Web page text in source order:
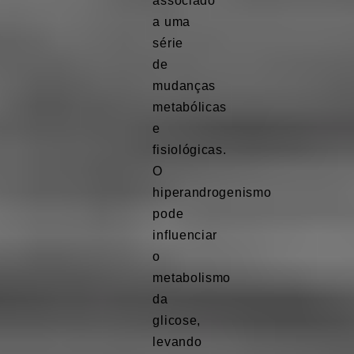
a uma
série
de
mudanças
metabólicas
e
fisiológicas.
O
hiperandrogenismo
pode
influenciar
o
metabolismo
da
glicose,
levando